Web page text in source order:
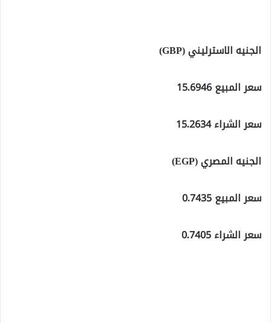
الجنيه الاسترليني (GBP)
سعر المبيع 15.6946
سعر الشراء 15.2634
الجنيه المصري (EGP)
سعر المبيع 0.7435
سعر الشراء 0.7405